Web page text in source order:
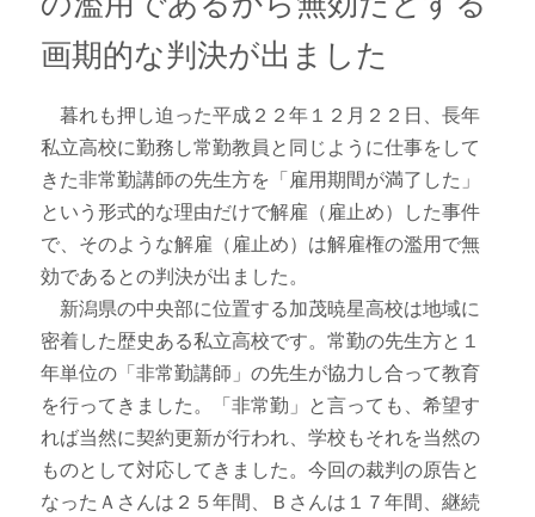
画期的な判決が出ました
暮れも押し迫った平成２２年１２月２２日、長年
私立高校に勤務し常勤教員と同じように仕事をして
きた非常勤講師の先生方を「雇用期間が満了した」
という形式的な理由だけで解雇（雇止め）した事件
で、そのような解雇（雇止め）は解雇権の濫用で無
効であるとの判決が出ました。
新潟県の中央部に位置する加茂暁星高校は地域に
密着した歴史ある私立高校です。常勤の先生方と１
年単位の「非常勤講師」の先生が協力し合って教育
を行ってきました。「非常勤」と言っても、希望す
れば当然に契約更新が行われ、学校もそれを当然の
ものとして対応してきました。今回の裁判の原告と
なったＡさんは２５年間、Ｂさんは１７年間、継続